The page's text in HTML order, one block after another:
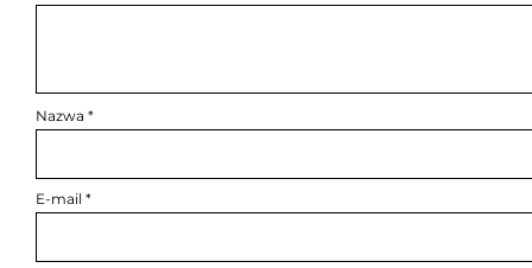
Nazwa *
E-mail *